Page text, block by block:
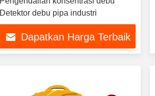
Detektor debu pipa industri
Dapatkan Harga Terbaik